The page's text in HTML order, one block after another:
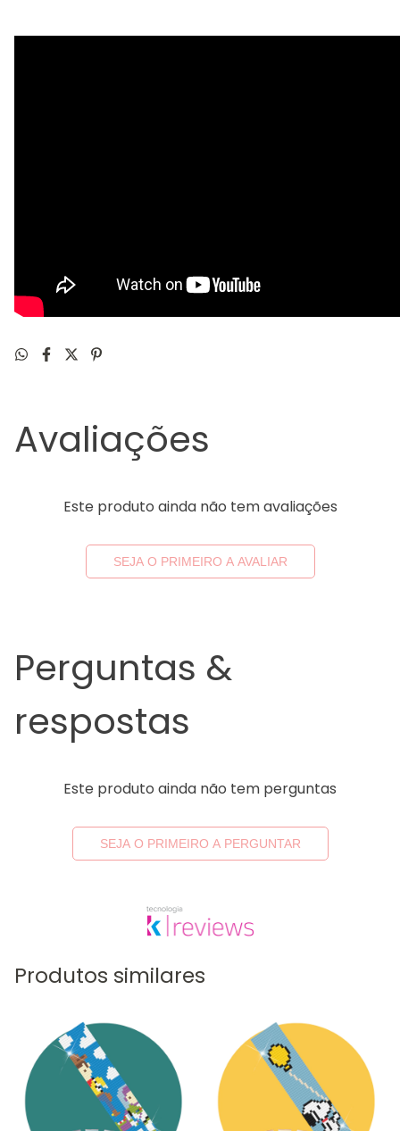
Avaliações
Este produto ainda não tem avaliações
SEJA O PRIMEIRO A AVALIAR
Perguntas &
respostas
Este produto ainda não tem perguntas
SEJA O PRIMEIRO A PERGUNTAR
Produtos similares